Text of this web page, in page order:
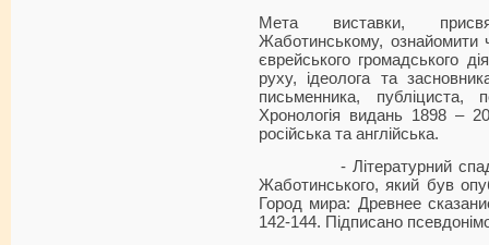
Мета виставки,
Жаботинському, ознайомити
єврейського громадського
руху, ідеолога та засновника
письменника, публіциста,
Хронологія видань 1898 –
російська та англійська.
- Літературний спадок
Жаботинського, який був
Город мира: Древнее
142-144. Підписано